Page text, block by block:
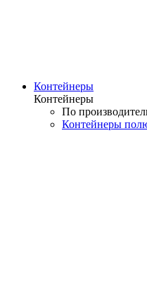
Контейнеры
Контейнеры
По
Контейнеры